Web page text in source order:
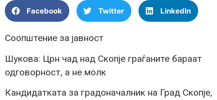
Facebook Twitter LinkedIn
Соопштение за јавност
Шукова: Црн чад над Скопје граѓаните бараат
одговорност, а не молк
Кандидатката за градоначалник на Град Скопје,